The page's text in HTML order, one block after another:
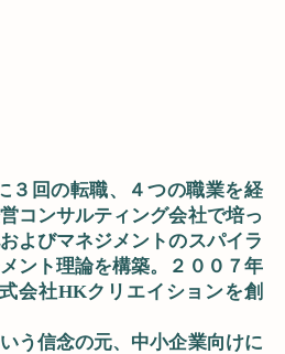
３回の転職、４つの職業を経
コンサルティング会社で培っ
よびマネジメントのスパイラ
ント理論を構築。２００７年
会社HKクリエイションを創
う信念の元、中小企業向けに